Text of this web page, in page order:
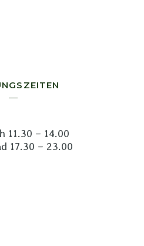
11.30 – 14.00
17.30 – 23.00